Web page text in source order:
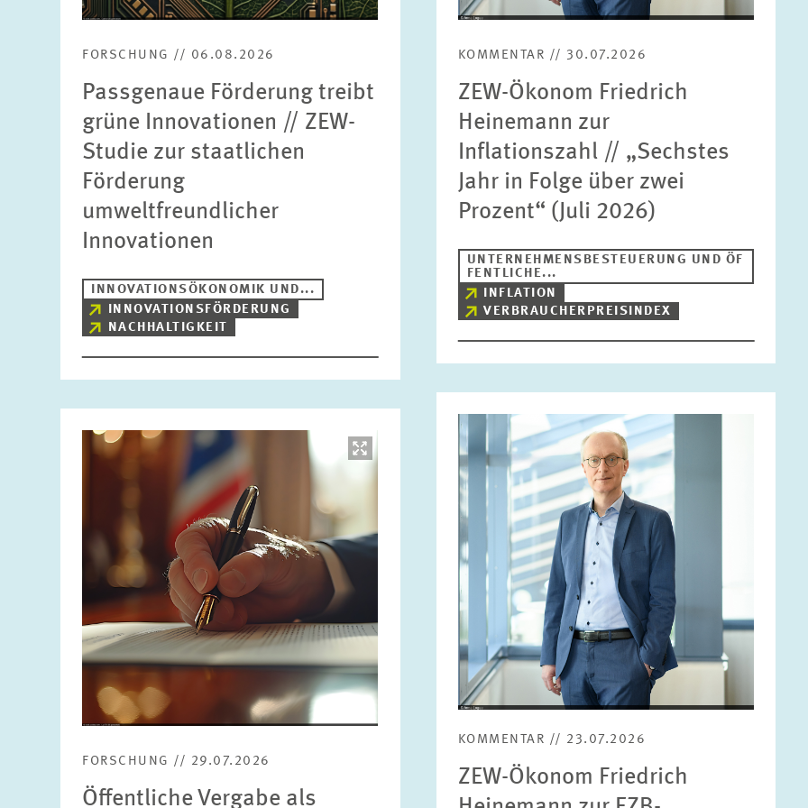
FORSCHUNG // 06.08.2026
Passgenaue Förderung treibt
grüne Innovationen // ZEW-
Studie zur staatlichen
Förderung
umweltfreundlicher
Innovationen
INNOVATIONSÖKONOMIK UND...
INNOVATIONSFÖRDERUNG
NACHHALTIGKEIT
KOMMENTAR // 30.07.2026
ZEW-Ökonom Friedrich
Heinemann zur
Inflationszahl // „Sechstes
Jahr in Folge über zwei
Prozent“ (Juli 2026)
UNTERNEHMENSBESTEUERUNG UND ÖF
FENTLICHE...
INFLATION
VERBRAUCHERPREISINDEX
Bild
öffnet
FORSCHUNG // 29.07.2026
Öffentliche Vergabe als
Bild
öffnet
in
vergrößerter
Ansicht
KOMMENTAR // 23.07.2026
ZEW-Ökonom Friedrich